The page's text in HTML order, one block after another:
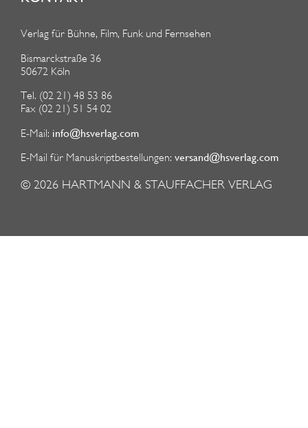
Verlag für Bühne, Film, Funk und Fernsehen
Bismarckstraße 36
50672 Köln
Tel. (02 21) 48 53 86
Fax (02 21) 51 54 02
E-Mail: info@hsverlag.com
E-Mail für Manuskriptbestellungen: versand@hsverlag.com
© 2026 HARTMANN & STAUFFACHER VERLAG